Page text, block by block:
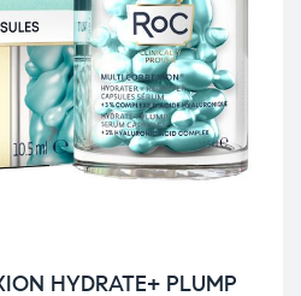
HYDRATE+ PLUMP